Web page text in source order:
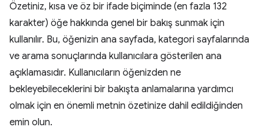
Özetiniz, kısa ve öz bir ifade biçiminde (en fazla 132
karakter) öğe hakkında genel bir bakış sunmak için
kullanılır. Bu, öğenizin ana sayfada, kategori sayfalarında
ve arama sonuçlarında kullanıcılara gösterilen ana
açıklamasıdır. Kullanıcıların öğenizden ne
bekleyebileceklerini bir bakışta anlamalarına yardımcı
olmak için en önemli metnin özetinize dahil edildiğinden
emin olun.